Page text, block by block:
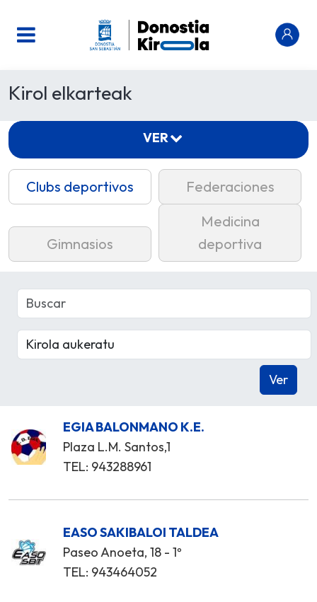
Kirol elkarteak
Clubs deportivos Federaciones
Gimnasios
Medicina
deportiva
EGIA BALONMANO K.E.
Plaza L.M. Santos,1
TEL: 943288961
EASO SAKIBALOI TALDEA
Paseo Anoeta, 18 - 1º
TEL: 943464052
VER